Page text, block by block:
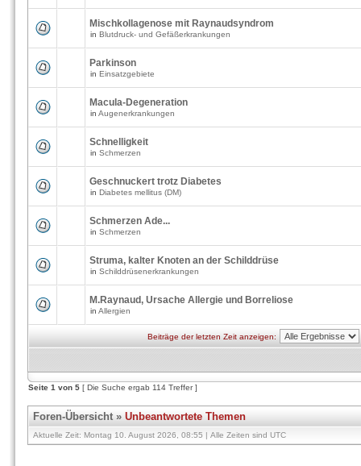
Mischkollagenose mit Raynaudsyndrom
in Blutdruck- und Gefäßerkrankungen
Parkinson
in Einsatzgebiete
Macula-Degeneration
in Augenerkrankungen
Schnelligkeit
in Schmerzen
Geschnuckert trotz Diabetes
in Diabetes mellitus (DM)
Schmerzen Ade...
in Schmerzen
Struma, kalter Knoten an der Schilddrüse
in Schilddrüsenerkrankungen
M.Raynaud, Ursache Allergie und Borreliose
in Allergien
Beiträge der letzten Zeit anzeigen:
Seite 1 von 5 [ Die Suche ergab 114 Treffer ]
Foren-Übersicht» Unbeantwortete Themen
Aktuelle Zeit: Montag 10. August 2026, 08:55 | Alle Zeiten sind UTC